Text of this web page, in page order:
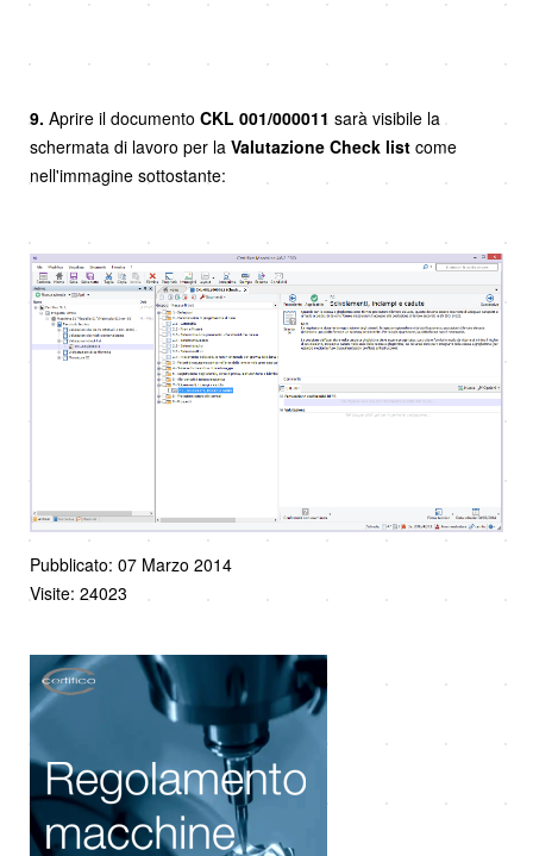
9. Aprire il documento CKL 001/000011 sarà visibile la
schermata di lavoro per la Valutazione Check list come
nell'immagine sottostante:
Pubblicato: 07 Marzo 2014
Visite: 24023